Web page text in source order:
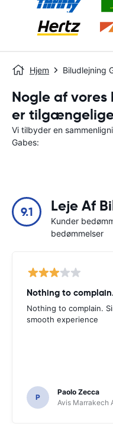
Hjem Biludlejning
Nogle af
er
Vi tilbyder en
Gabes:
9.1 Leje Af
Kunder
bedømmelser
Nothing to
Nothing to complain.
smooth experience
P
Paolo Zecca
Avis Marrakech